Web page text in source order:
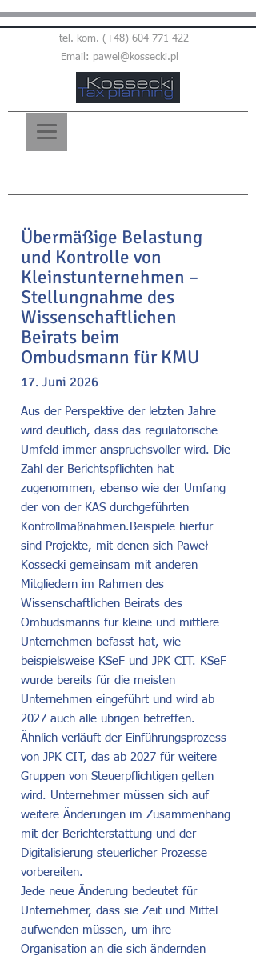
tel. kom. (+48) 604 771 422
Email: pawel@kossecki.pl
Übermäßige Belastung
und Kontrolle von
Kleinstunternehmen –
Stellungnahme des
Wissenschaftlichen
Beirats beim
Ombudsmann für KMU
17. Juni 2026
Aus der Perspektive der letzten Jahre
wird deutlich, dass das regulatorische
Umfeld immer anspruchsvoller wird. Die
Zahl der Berichtspflichten hat
zugenommen, ebenso wie der Umfang
der von der KAS durchgeführten
Kontrollmaßnahmen. Beispiele hierfür
sind Projekte, mit denen sich Paweł
Kossecki gemeinsam mit anderen
Mitgliedern im Rahmen des
Wissenschaftlichen Beirats des
Ombudsmanns für kleine und mittlere
Unternehmen befasst hat, wie
beispielsweise KSeF und JPK CIT. KSeF
wurde bereits für die meisten
Unternehmen eingeführt und wird ab
2027 auch alle übrigen betreffen.
Ähnlich verläuft der Einführungsprozess
von JPK CIT, das ab 2027 für weitere
Gruppen von Steuerpflichtigen gelten
wird. Unternehmer müssen sich auf
weitere Änderungen im Zusammenhang
mit der Berichterstattung und der
Digitalisierung steuerlicher Prozesse
vorbereiten.
Jede neue Änderung bedeutet für
Unternehmer, dass sie Zeit und Mittel
aufwenden müssen, um ihre
Organisation an die sich ändernden